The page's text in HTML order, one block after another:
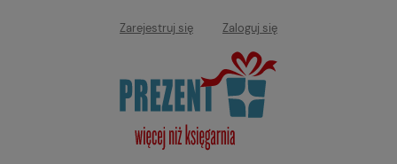
Zarejestruj się Zaloguj się